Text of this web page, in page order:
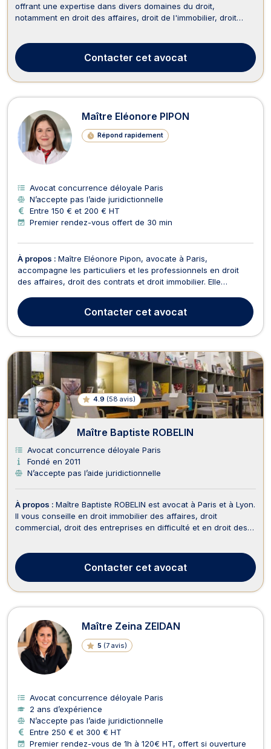
offrant une expertise dans divers domaines du droit,
notamment en droit des affaires, droit de l'immobilier, droit
successions et droit pénal des affaires. B...
Contacter cet avocat
Maître Eléonore PIPON
Répond rapidement
Avocat concurrence déloyale Paris
N’accepte pas l’aide juridictionnelle
Entre 150 € et 200 € HT
Premier rendez-vous offert de 30 min
À propos : Maître Eléonore Pipon, avocate à Paris,
accompagne les particuliers et les professionnels en droit
des affaires, droit des contrats et droit immobilier. Elle
difficultés liées à l’exécution de leurs engagements
contractuels, à la gestion de leurs relations commerciale...
Contacter cet avocat
4.9 (58 avis)
Maître Baptiste ROBELIN
Avocat concurrence déloyale Paris
Fondé en 2011
N’accepte pas l’aide juridictionnelle
À propos : Maître Baptiste ROBELIN est avocat à Paris et à Lyon.
Il vous conseille en droit immobilier des affaires, droit
commercial, droit des entreprises en difficulté et en droit des
fonds de commerce. Maître ROBELIN vo...
Contacter cet avocat
Maître Zeina ZEIDAN
5 (7 avis)
Avocat concurrence déloyale Paris
2 ans d’expérience
N’accepte pas l’aide juridictionnelle
Entre 250 € et 300 € HT
Premier rendez-vous de 1h à 120€ HT, offert si ouverture